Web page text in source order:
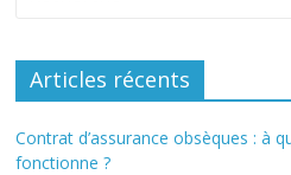
Articles récents
Contrat d’assurance obsèques : à
fonctionne ?